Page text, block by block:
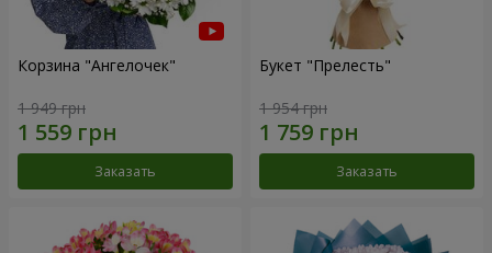
Корзина "Ангелочек"
1 949 грн
Заказать
Букет "Прелесть"
1 954 грн
Заказать